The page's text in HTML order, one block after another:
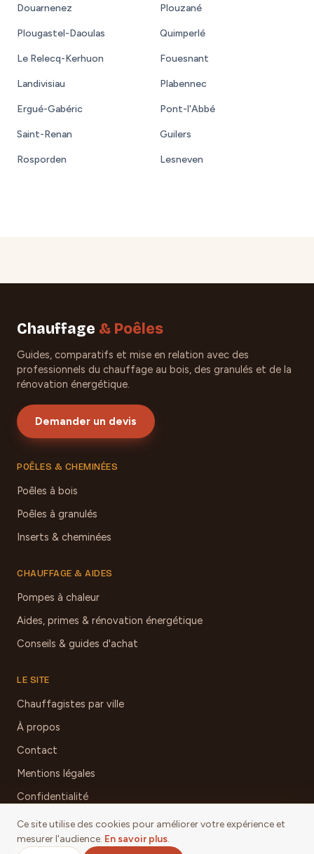
Douarnenez Plouzané
Plougastel-Daoulas Quimperlé
Le Relecq-Kerhuon Fouesnant
Landivisiau Plabennec
Ergué-Gabéric Pont-l'Abbé
Saint-Renan Guilers
Rosporden Lesneven
Chauffage & Poêles
Guides, comparatifs et mise en relation avec des
professionnels du chauffage au bois, des granulés et de la
rénovation énergétique.
Demander un devis
POÊLES & CHEMINÉES
Poêles à bois
Poêles à granulés
Inserts & cheminées
CHAUFFAGE & AIDES
Pompes à chaleur
Aides, primes & rénovation énergétique
Conseils & guides d'achat
LE SITE
Chauffagistes par ville
À propos
Contact
Mentions légales
Confidentialité
Ce site utilise des cookies pour améliorer votre expérience et
mesurer l'audience. En savoir plus.